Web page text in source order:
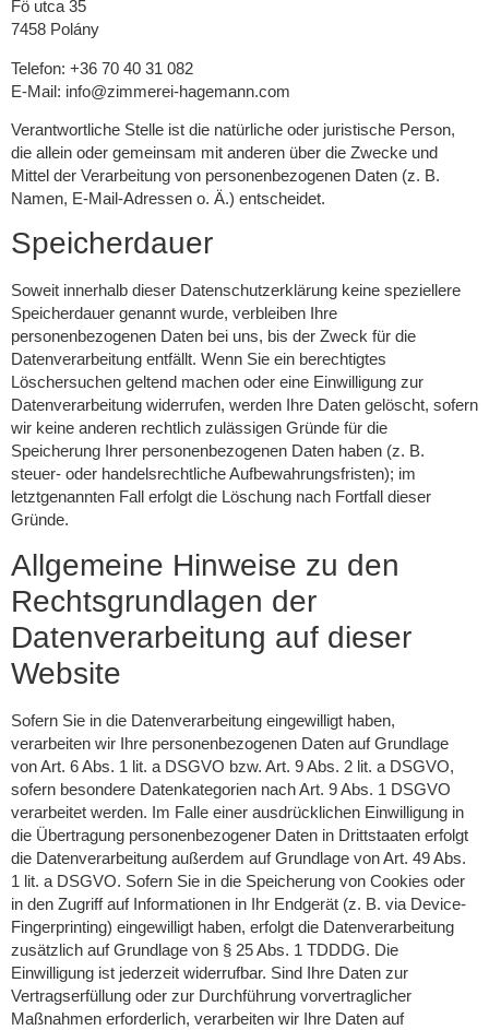
Fö utca 35
7458 Polány
Telefon: +36 70 40 31 082
E-Mail: info@zimmerei-hagemann.com
Verantwortliche Stelle ist die natürliche oder juristische Person,
die allein oder gemeinsam mit anderen über die Zwecke und
Mittel der Verarbeitung von personenbezogenen Daten (z. B.
Namen, E-Mail-Adressen o. Ä.) entscheidet.
Speicherdauer
Soweit innerhalb dieser Datenschutzerklärung keine speziellere
Speicherdauer genannt wurde, verbleiben Ihre
personenbezogenen Daten bei uns, bis der Zweck für die
Datenverarbeitung entfällt. Wenn Sie ein berechtigtes
Löschersuchen geltend machen oder eine Einwilligung zur
Datenverarbeitung widerrufen, werden Ihre Daten gelöscht, sofern
wir keine anderen rechtlich zulässigen Gründe für die
Speicherung Ihrer personenbezogenen Daten haben (z. B.
steuer- oder handelsrechtliche Aufbewahrungsfristen); im
letztgenannten Fall erfolgt die Löschung nach Fortfall dieser
Gründe.
Allgemeine Hinweise zu den
Rechtsgrundlagen der
Datenverarbeitung auf dieser
Website
Sofern Sie in die Datenverarbeitung eingewilligt haben,
verarbeiten wir Ihre personenbezogenen Daten auf Grundlage
von Art. 6 Abs. 1 lit. a DSGVO bzw. Art. 9 Abs. 2 lit. a DSGVO,
sofern besondere Datenkategorien nach Art. 9 Abs. 1 DSGVO
verarbeitet werden. Im Falle einer ausdrücklichen Einwilligung in
die Übertragung personenbezogener Daten in Drittstaaten erfolgt
die Datenverarbeitung außerdem auf Grundlage von Art. 49 Abs.
1 lit. a DSGVO. Sofern Sie in die Speicherung von Cookies oder
in den Zugriff auf Informationen in Ihr Endgerät (z. B. via Device-
Fingerprinting) eingewilligt haben, erfolgt die Datenverarbeitung
zusätzlich auf Grundlage von § 25 Abs. 1 TDDDG. Die
Einwilligung ist jederzeit widerrufbar. Sind Ihre Daten zur
Vertragserfüllung oder zur Durchführung vorvertraglicher
Maßnahmen erforderlich, verarbeiten wir Ihre Daten auf